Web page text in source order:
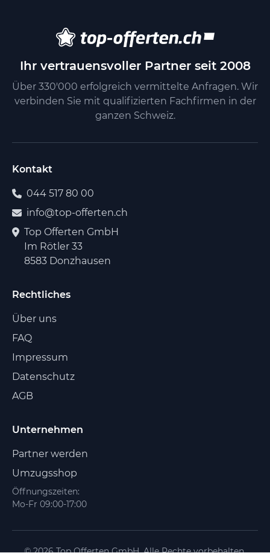
Ihr vertrauensvoller Partner seit 2008
Über 330'000 erfolgreich vermittelte Anfragen. Wir
verbinden Sie mit qualifizierten Fachfirmen in der
ganzen Schweiz.
Kontakt
044 517 80 00
info@top-offerten.ch
Top Offerten GmbH
Im Rötler 33
8583 Donzhausen
Rechtliches
Über uns
FAQ
Impressum
Datenschutz
AGB
Unternehmen
Partner werden
Umzugsshop
Öffnungszeiten:
Mo-Fr 09:00-17:00